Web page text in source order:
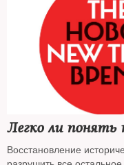
Легко ли понять
Восстановление